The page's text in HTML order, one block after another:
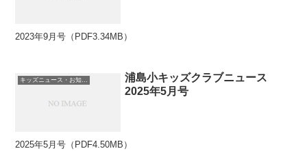
2023年9月号（PDF3.34MB）
浦島小キッズクラブニュース
2025年5月号
2025年5月号（PDF4.50MB）